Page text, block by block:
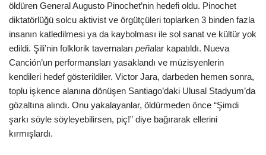
öldüren General Augusto Pinochet’nin hedefi oldu. Pinochet
diktatörlüğü solcu aktivist ve örgütçüleri toplarken 3 binden fazla
insanın katledilmesi ya da kaybolması ile sol sanat ve kültür yok
edildi. Şili’nin folklorik tavernaları peñalar kapatıldı. Nueva
Canción’un performansları yasaklandı ve müzisyenlerin
kendileri hedef gösterildiler. Victor Jara, darbeden hemen sonra,
toplu işkence alanına dönüşen Santiago’daki Ulusal Stadyum’da
gözaltına alındı. Onu yakalayanlar, öldürmeden önce “Şimdi
şarkı söyle söyleyebilirsen, piç!” diye bağırarak ellerini
kırmışlardı.